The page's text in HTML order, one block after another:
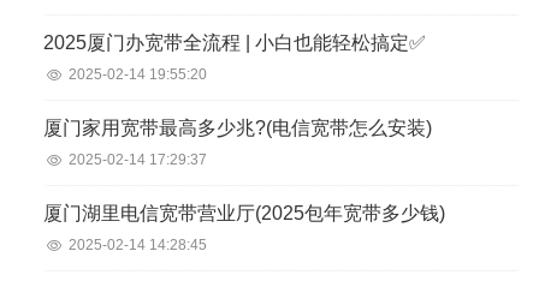
2025厦门办宽带全流程 | 小白也能轻松搞定✅
2025-02-14 19:55:20
厦门家用宽带最高多少兆?(电信宽带怎么安装)
2025-02-14 17:29:37
厦门湖里电信宽带营业厅(2025包年宽带多少钱)
2025-02-14 14:28:45